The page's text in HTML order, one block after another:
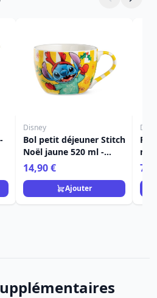
Disney
Bol petit déjeuner Stitch
Noël jaune 520 ml -
Egan Disney Home
14,90 €
Ajouter
ml